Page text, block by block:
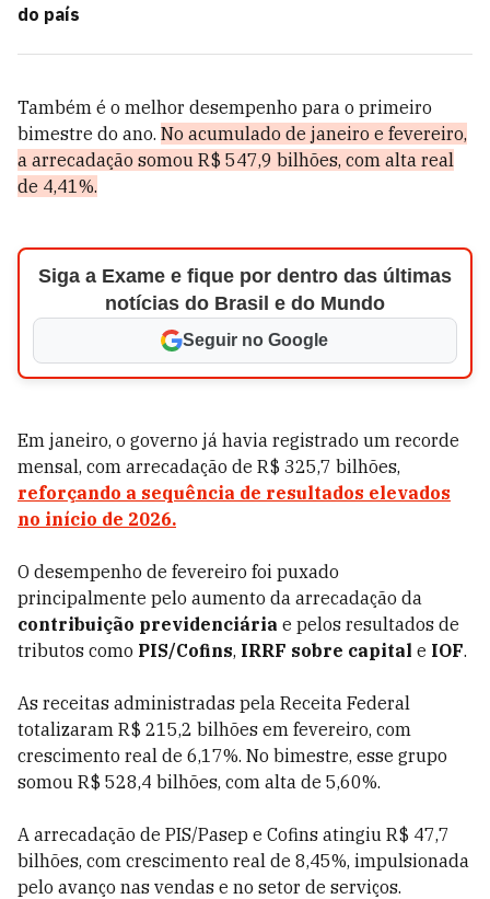
do país
Também é o melhor desempenho para o primeiro
bimestre do ano. No acumulado de janeiro e fevereiro,
a arrecadação somou R$ 547,9 bilhões, com alta real
de 4,41%.
Siga a Exame e fique por dentro das últimas
notícias do Brasil e do Mundo
Seguir no Google
Em janeiro, o governo já havia registrado um recorde
mensal, com arrecadação de R$ 325,7 bilhões,
reforçando a sequência de resultados elevados
no início de 2026.
O desempenho de fevereiro foi puxado
principalmente pelo aumento da arrecadação da
contribuição previdenciária e pelos resultados de
tributos como PIS/Cofins, IRRF sobre capital e IOF.
As receitas administradas pela Receita Federal
totalizaram R$ 215,2 bilhões em fevereiro, com
crescimento real de 6,17%. No bimestre, esse grupo
somou R$ 528,4 bilhões, com alta de 5,60%.
A arrecadação de PIS/Pasep e Cofins atingiu R$ 47,7
bilhões, com crescimento real de 8,45%, impulsionada
pelo avanço nas vendas e no setor de serviços.